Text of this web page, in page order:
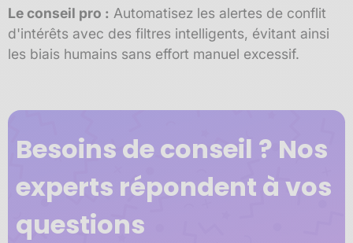
Le conseil pro : Automatisez les alertes de conflit
d'intérêts avec des filtres intelligents, évitant ainsi
les biais humains sans effort manuel excessif.
Besoins de conseil ? Nos
experts répondent à vos
questions